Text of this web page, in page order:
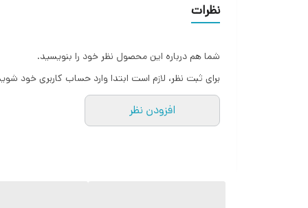
نظرات
شما هم درباره این محصول نظر خود را بنویسید.
برای ثبت نظر، لازم است ابتدا وارد حساب کاربری خود
افزودن نظر